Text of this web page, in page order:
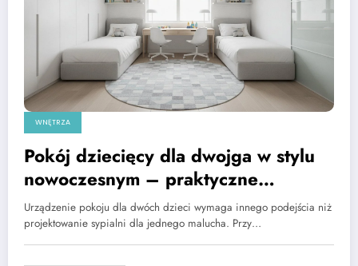
WNĘTRZA
Pokój dziecięcy dla dwojga w stylu
nowoczesnym – praktyczne
wskazówki
Urządzenie pokoju dla dwóch dzieci wymaga innego podejścia niż
projektowanie sypialni dla jednego malucha. Przy…